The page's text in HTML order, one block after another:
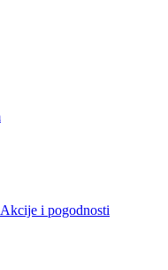
Akcije i pogodnosti